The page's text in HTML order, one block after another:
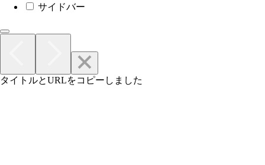
サイドバー
タイトルとURLをコピーしました